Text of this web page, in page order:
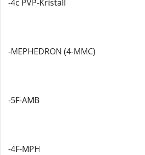
-4c PVP-Kristall
-MEPHEDRON (4-MMC)
-5F-AMB
-4F-MPH